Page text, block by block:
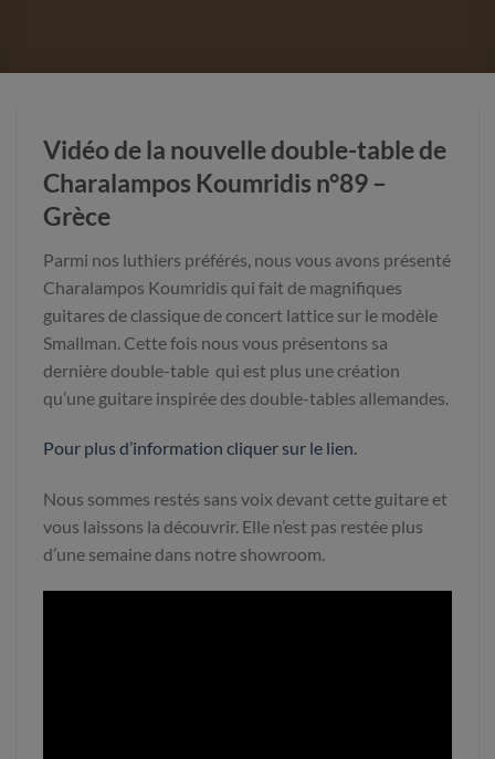
Vidéo de la nouvelle double-table de
Charalampos Koumridis n°89 –
Grèce
Parmi nos luthiers préférés, nous vous avons présenté
Charalampos Koumridis qui fait de magnifiques
guitares de classique de concert lattice sur le modèle
Smallman. Cette fois nous vous présentons sa
dernière double-table qui est plus une création
qu’une guitare inspirée des double-tables allemandes.
Pour plus d’information cliquer sur le lien.
Nous sommes restés sans voix devant cette guitare et
vous laissons la découvrir. Elle n’est pas restée plus
d’une semaine dans notre showroom.